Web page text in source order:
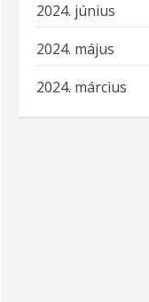
2024. június
2024. május
2024. március